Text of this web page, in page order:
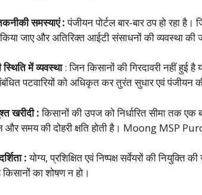
समस्याएं :पंजीयन पोर्टल बार-बार ठप हो रहा
जाए और अतिरिक्त आईटी संसाधनों की व्यवस्था
स्थिति में व्यवस्था: जिन किसानों की गिरदावरी नहीं हुई
पटवारियों को अधिकृत कर तुरंत सुधार एवं पंजीयन
खरीदी :किसानों की उपज को निर्धारित सीमा तक एक
और समय की दोहरी क्षति होती है। Moong MSP
:योग्य, प्रशिक्षित एवं निष्पक्ष सर्वेयरों की नियुक्ति
का शोषण न हो।